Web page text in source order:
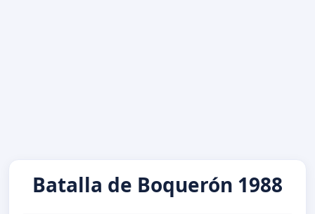
Batalla de Boquerón 1988